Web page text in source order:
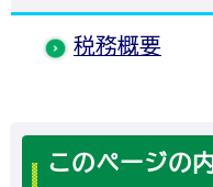
税務概要
このページの